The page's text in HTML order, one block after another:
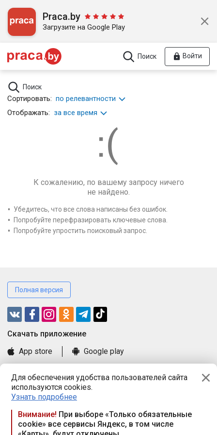
Для обеспечения удобства пользователей сайта
используются cookies.
Узнать подробнее
Внимание! При выборе «Только обязательные
cookie» все сервисы Яндекс, в том числе
Praca.by
Загрузите на Google Play
Поиск Войти
Поиск
Сортировать: по релевантности
Отображать: за все время
К сожалению, по вашему запросу ничего
не найдено.
Убедитесь, что все слова написаны без ошибок.
Попробуйте перефразировать ключевые слова.
Попробуйте упростить поисковый запрос.
Полная версия
Cкачать приложение
App store
Google play
Книга замечаний и предложений
Правила и документы
Praca.by © 2000—2026, ООО «ПРАЦА БАЙ»
Республика Беларусь, 220114, г. Минск, пр-т Независимости
117а, пом. № 9.